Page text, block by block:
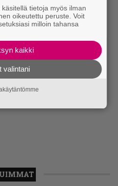
tietoja myös ilman
oikeutettu peruste. Voit
milloin tahansa
kaikki
valintani